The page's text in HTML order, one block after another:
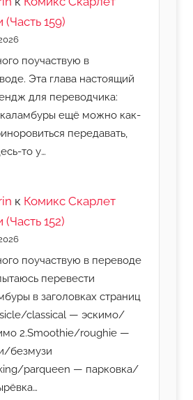
(Часть 159)
поучаствую в
Эта глава настоящий
для переводчика:
каламбуры ещё можно как-
передавать,
то у…
к Комикс Скарлет
(Часть 152)
поучаствую в переводе
перевести
в заголовках страниц
classical — эскимо/
2.Smoothie/roughie —
безмузи
parqueen — парковка/